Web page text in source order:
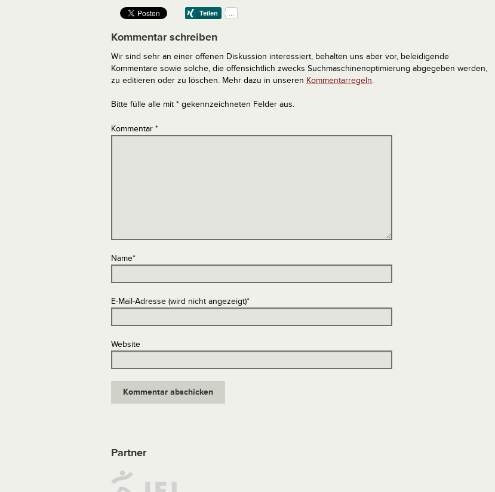
Kommentar schreiben
Wir sind sehr an einer offenen Diskussion interessiert, behalten uns aber vor, beleidigende
Kommentare sowie solche, die offensichtlich zwecks Suchmaschinenoptimierung abgegeben werden,
zu editieren oder zu löschen. Mehr dazu in unseren Kommentarregeln.
Bitte fülle alle mit * gekennzeichneten Felder aus.
Kommentar *
Name*
E-Mail-Adresse (wird nicht angezeigt)*
Website
Partner